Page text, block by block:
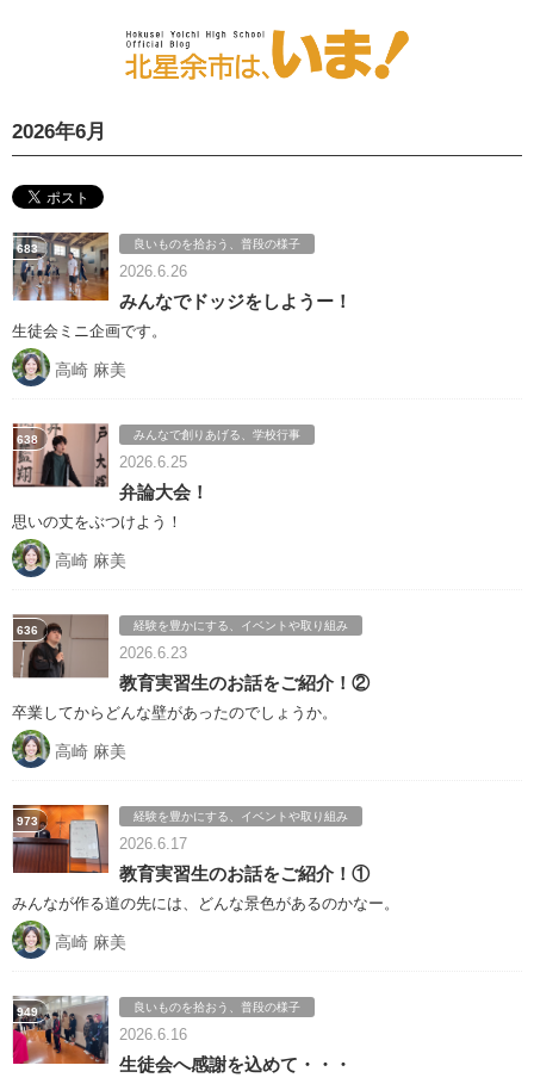
2026年6月
良いものを拾おう、普段の様子
2026.6.26
みんなでドッジをしようー！
683
生徒会ミニ企画です。
高崎 麻美
みんなで創りあげる、学校行事
2026.6.25
弁論大会！
638
思いの丈をぶつけよう！
高崎 麻美
経験を豊かにする、イベントや取り組み
2026.6.23
教育実習生のお話をご紹介！②
636
卒業してからどんな壁があったのでしょうか。
高崎 麻美
経験を豊かにする、イベントや取り組み
2026.6.17
教育実習生のお話をご紹介！①
973
みんなが作る道の先には、どんな景色があるのかなー。
高崎 麻美
良いものを拾おう、普段の様子
2026.6.16
生徒会へ感謝を込めて・・・
949